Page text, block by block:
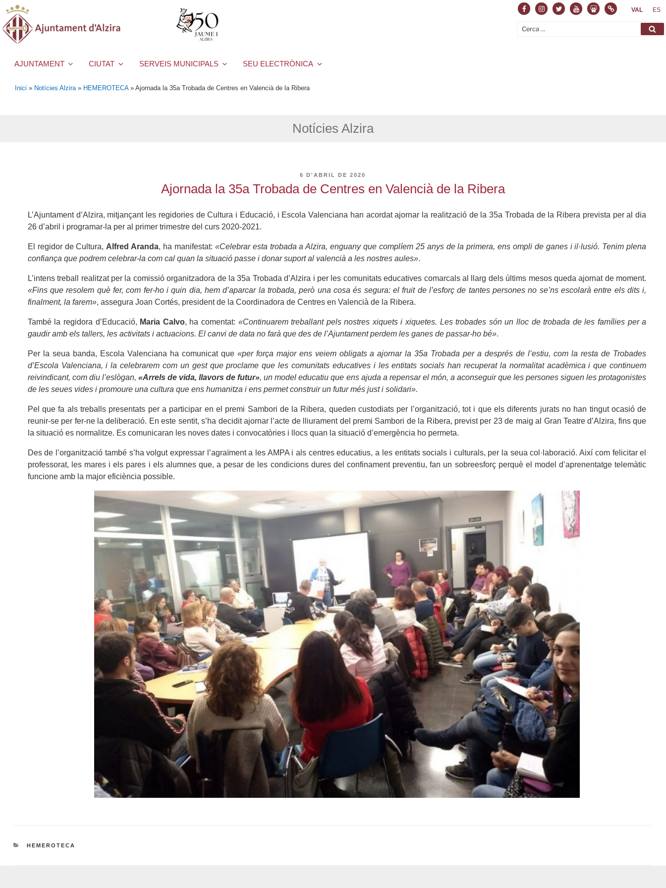
FacebookInstagram
TwitterYoutubeSlideshare
NormasVAL ES
Cerca:
AJUNTAMENT CIUTAT SERVEIS MUNICIPALS SEU ELECTRÒNICA
Inici » Notícies Alzira » HEMEROTECA» Ajornada la 35a Trobada de Centres en Valencià de la Ribera
Notícies Alzira
PUBLICAT
6 D'ABRIL DE 2020
Ajornada la 35a Trobada de Centres en Valencià de la Ribera
L’Ajuntament d’Alzira, mitjançant les regidories de Cultura i Educació, i Escola Valenciana han acordat ajornar la realització de la 35a Trobada de la Ribera prevista per al dia
26 d’abril i programar-la per al primer trimestre del curs 2020-2021.
El regidor de Cultura, Alfred Aranda, ha manifestat: «Celebrar esta trobada a Alzira, enguany que complíem 25 anys de la primera, ens ompli de ganes i il·lusió. Tenim plena
confiança que podrem celebrar-la com cal quan la situació passe i donar suport al valencià a les nostres aules».
L’intens treball realitzat per la comissió organitzadora de la 35a Trobada d’Alzira i per les comunitats educatives comarcals al llarg dels últims mesos queda ajornat de moment.
«Fins que resolem què fer, com fer-ho i quin dia, hem d’aparcar la trobada, però una cosa és segura: el fruit de l’esforç de tantes persones no se’ns escolarà entre els dits i,
finalment, la farem», assegura Joan Cortés, president de la Coordinadora de Centres en Valencià de la Ribera.
També la regidora d’Educació, Maria Calvo, ha comentat: «Continuarem treballant pels nostres xiquets i xiquetes. Les trobades són un lloc de trobada de les famílies per a
gaudir amb els tallers, les activitats i actuacions. El canvi de data no farà que des de l’Ajuntament perdem les ganes de passar-ho bé».
Per la seua banda, Escola Valenciana ha comunicat que «per força major ens veiem obligats a ajornar la 35a Trobada per a després de l’estiu, com la resta de Trobades
d’Escola Valenciana, i la celebrarem com un gest que proclame que les comunitats educatives i les entitats socials han recuperat la normalitat acadèmica i que continuem
reivindicant, com diu l’eslògan, «Arrels de vida, llavors de futur», un model educatiu que ens ajuda a repensar el món, a aconseguir que les persones siguen les protagonistes
de les seues vides i promoure una cultura que ens humanitza i ens permet construir un futur més just i solidari».
Pel que fa als treballs presentats per a participar en el premi Sambori de la Ribera, queden custodiats per l’organització, tot i que els diferents jurats no han tingut ocasió de
reunir-se per fer-ne la deliberació. En este sentit, s’ha decidit ajornar l’acte de lliurament del premi Sambori de la Ribera, previst per 23 de maig al Gran Teatre d’Alzira, fins que
la situació es normalitze. Es comunicaran les noves dates i convocatòries i llocs quan la situació d’emergència ho permeta.
Des de l’organització també s’ha volgut expressar l’agraïment a les AMPA i als centres educatius, a les entitats socials i culturals, per la seua col·laboració. Així com felicitar el
professorat, les mares i els pares i els alumnes que, a pesar de les condicions dures del confinament preventiu, fan un sobreesforç perquè el model d’aprenentatge telemàtic
funcione amb la major eficiència possible.
CATEGORIES
HEMEROTECA